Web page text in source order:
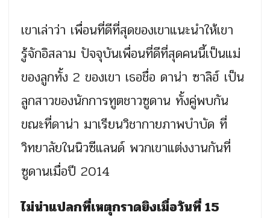
เขาเล่าว่า เพื่อนที่ดีที่สุดของเขาแนะนำให้เขา
รู้จักอิสลาม ปัจจุบันเพื่อนที่ดีที่สุดคนนี้เป็นแม่
ของลูกทั้ง 2 ของเขา เธอชื่อ ดาน่า ซาลิฮ์ เป็น
ลูกสาวของนักการทูตชาวซูดาน ทั้งคู่พบกัน
ขณะที่ดาน่า มาเรียนวิชากายภาพบำบัด ที่
วิทยาลัยในนิวซีแลนด์ พวกเขาแต่งงานกันที่
ซูดานเมื่อปี 2014
ไม่น่าแปลกที่เหตุกราดยิงเมื่อวันที่ 15